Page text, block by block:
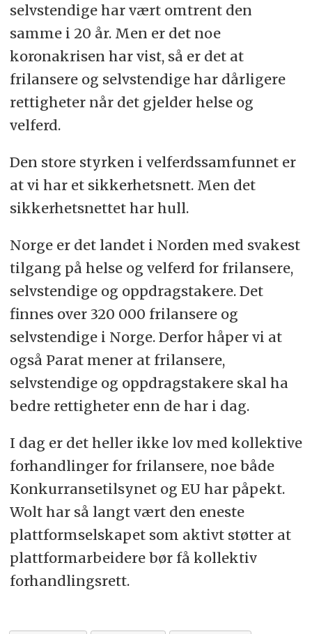
selvstendige har vært omtrent den
samme i 20 år. Men er det noe
koronakrisen har vist, så er det at
frilansere og selvstendige har dårligere
rettigheter når det gjelder helse og
velferd.
Den store styrken i velferdssamfunnet er
at vi har et sikkerhetsnett. Men det
sikkerhetsnettet har hull.
Norge er det landet i Norden med svakest
tilgang på helse og velferd for frilansere,
selvstendige og oppdragstakere. Det
finnes over 320 000 frilansere og
selvstendige i Norge. Derfor håper vi at
også Parat mener at frilansere,
selvstendige og oppdragstakere skal ha
bedre rettigheter enn de har i dag.
I dag er det heller ikke lov med kollektive
forhandlinger for frilansere, noe både
Konkurransetilsynet og EU har påpekt.
Wolt har så langt vært den eneste
plattformselskapet som aktivt støtter at
plattformarbeidere bør få kollektiv
forhandlingsrett.